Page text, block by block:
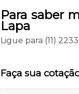
Para saber
Lapa
Ligue para (11)
Faça sua